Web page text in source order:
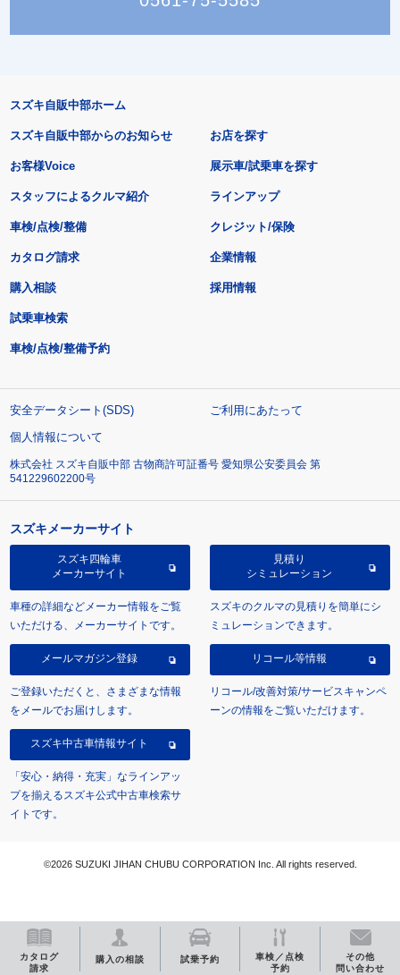
カタログ
請求
購入の相談 試乗予約
車検／点検
予約
その他
問い合わせ
スズキ自販中部ホーム
スズキ自販中部からのお知らせ
お客様Voice
スタッフによるクルマ紹介
お店を探す
展示車/試乗車を探す
ラインアップ
車検/点検/整備 クレジット/保険
カタログ請求
購入相談
試乗車検索
車検/点検/整備予約
企業情報
採用情報
安全データシート(SDS)
ご利用にあたって
個人情報について
株式会社 スズキ自販中部 古物商許可証番号 愛知県公安委員会 第
541229602200号
スズキメーカーサイト
スズキ四輪車
メーカーサイト
車種の詳細などメーカー情報をご覧
いただける、メーカーサイトです。
見積り
シミュレーション
スズキのクルマの見積りを簡単にシ
ミュレーションできます。
メールマガジン登録
ご登録いただくと、さまざまな情報
をメールでお届けします。
リコール等情報
リコール/改善対策/サービスキャンペ
ーンの情報をご覧いただけます。
スズキ中古車情報サイト
「安心・納得・充実」なラインアッ
プを揃えるスズキ公式中古車検索サ
イトです。
©2026 SUZUKI JIHAN CHUBU CORPORATION Inc. All rights reserved.